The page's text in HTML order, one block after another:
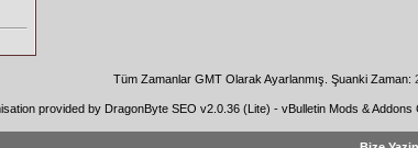
Tüm Zamanlar GMT Olarak Ayarlanmış. Şuanki Zaman:
provided by DragonByte SEO v2.0.36 (Lite) - vBulletin Mods & Addons